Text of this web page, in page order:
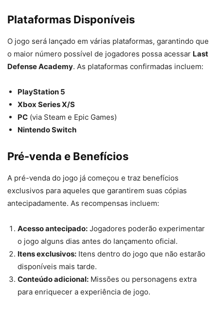
Plataformas Disponíveis
O jogo será lançado em várias plataformas, garantindo que
o maior número possível de jogadores possa acessar Last
Defense Academy. As plataformas confirmadas incluem:
PlayStation 5
Xbox Series X/S
PC (via Steam e Epic Games)
Nintendo Switch
Pré-venda e Benefícios
A pré-venda do jogo já começou e traz benefícios
exclusivos para aqueles que garantirem suas cópias
antecipadamente. As recompensas incluem:
Acesso antecipado: Jogadores poderão experimentar
o jogo alguns dias antes do lançamento oficial.
Itens exclusivos: Itens dentro do jogo que não estarão
disponíveis mais tarde.
Conteúdo adicional: Missões ou personagens extra
para enriquecer a experiência de jogo.